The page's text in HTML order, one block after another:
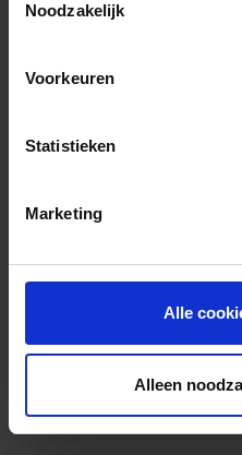
Noodzakelijk
Voorkeuren
Statistieken
Marketing
Alle
Alleen